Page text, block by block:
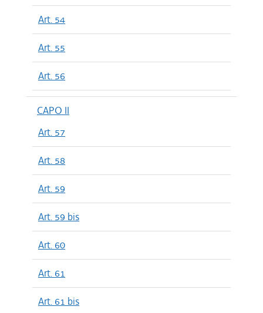
Art. 54
Art. 55
Art. 56
CAPO II
Art. 57
Art. 58
Art. 59
Art. 59 bis
Art. 60
Art. 61
Art. 61 bis